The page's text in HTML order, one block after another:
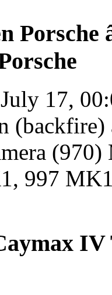
Porsche
17,
997
IV